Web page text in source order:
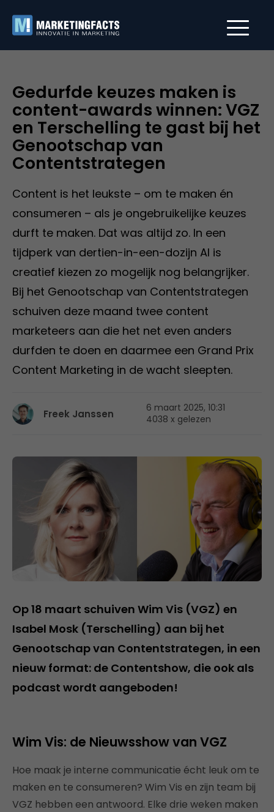
Gedurfde keuzes maken is
content-awards winnen: VGZ
en Terschelling te gast bij het
Genootschap van
Contentstrategen
Content is het leukste – om te maken én
consumeren – als je ongebruikelijke keuzes
durft te maken. Dat was altijd zo. In een
tijdperk van dertien-in-een-dozijn AI is
creatief kiezen zo mogelijk nog belangrijker.
Bij het Genootschap van Contentstrategen
schuiven deze maand twee content
marketeers aan die het net even anders
durfden te doen en daarmee een Grand Prix
Content Marketing in de wacht sleepten.
Freek Janssen
6 maart 2025, 10:31
4038 x gelezen
Op 18 maart schuiven Wim Vis (VGZ) en
Isabel Mosk (Terschelling) aan bij het
Genootschap van Contentstrategen, in een
nieuw format: de Contentshow, die ook als
podcast wordt aangeboden!
Wim Vis: de Nieuwsshow van VGZ
Hoe maak je interne communicatie écht leuk om te
maken en te consumeren? Wim Vis en zijn team bij
VGZ hebben een antwoord. Elke drie weken maken